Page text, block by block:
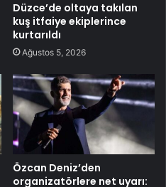
Düzce’de oltaya takılan
kuş itfaiye ekiplerince
kurtarıldı
Ağustos 5, 2026
Özcan Deniz’den
organizatörlere net uyarı: